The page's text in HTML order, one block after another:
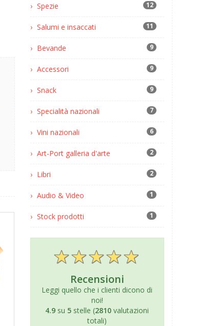
Spezie 12
Salumi e insaccati 11
Bevande 9
Accessori 9
Snack 9
Specialità nazionali 7
Vini nazionali 6
Art-Port galleria d'arte 2
Libri 2
Audio & Video 1
Stock prodotti 1
Recensioni
Leggi quello che i clienti dicono di
noi!
4.9 su 5 stelle (2810 valutazioni
totali)